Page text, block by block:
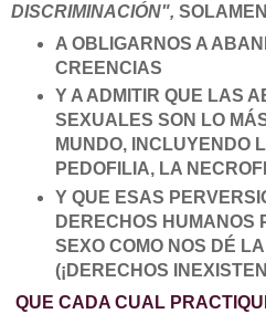
DISCRIMINACIÓN",
A OBLIGARNOS A
CREENCIAS
Y A ADMITIR QUE LAS
SEXUALES SON LO
MUNDO, INCLUYENDO
PEDOFILIA, LA
Y QUE ESAS
DERECHOS HUMANOS
SEXO COMO NOS DÉ
(¡DERECHOS
QUE CADA CUAL